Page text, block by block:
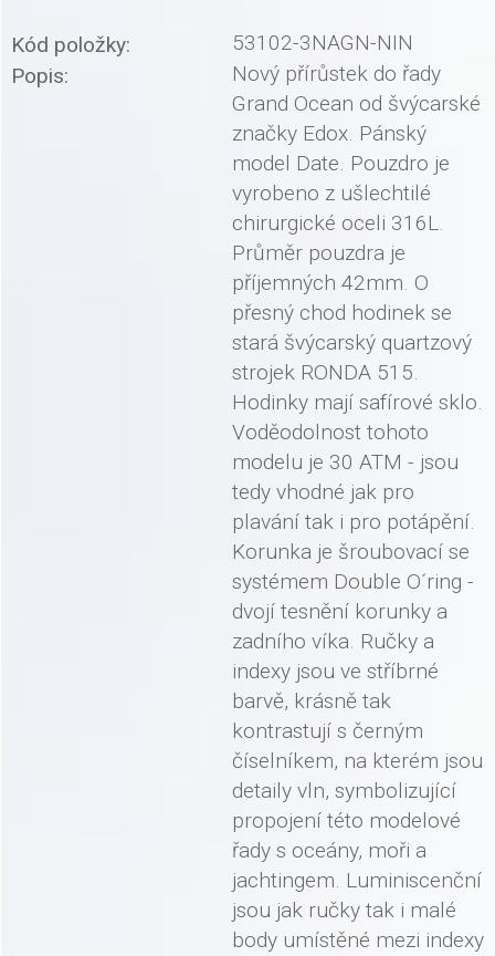
Kód položky:
53102-3NAGN-NIN
Popis:
Nový přírůstek do řady
Grand Ocean od švýcarské
značky Edox. Pánský
model Date. Pouzdro je
vyrobeno z ušlechtilé
chirurgické oceli 316L.
Průměr pouzdra je
příjemných 42mm. O
přesný chod hodinek se
stará švýcarský quartzový
strojek RONDA 515.
Hodinky mají safírové sklo.
Voděodolnost tohoto
modelu je 30 ATM - jsou
tedy vhodné jak pro
plavání tak i pro potápění.
Korunka je šroubovací se
systémem Double O´ring -
dvojí tesnění korunky a
zadního víka. Ručky a
indexy jsou ve stříbrné
barvě, krásně tak
kontrastují s černým
číselníkem, na kterém jsou
detaily vln, symbolizující
propojení této modelové
řady s oceány, moři a
jachtingem. Luminiscenční
jsou jak ručky tak i malé
body umístěné mezi indexy